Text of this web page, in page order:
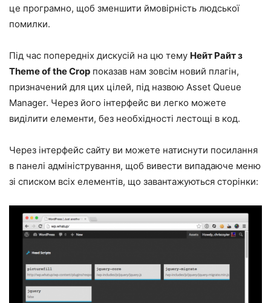
це програмно, щоб зменшити ймовірність людської
помилки.
Під час попередніх дискусій на цю тему Нейт Райт з
Theme of the Crop показав нам зовсім новий плагін,
призначений для цих цілей, під назвою Asset Queue
Manager. Через його інтерфейс ви легко можете
виділити елементи, без необхідності лестощі в код.
Через інтерфейс сайту ви можете натиснути посилання
в панелі адміністрування, щоб вивести випадаюче меню
зі списком всіх елементів, що завантажуються сторінки: